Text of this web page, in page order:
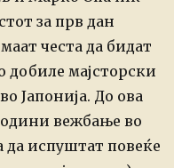
за прв дан
честа дабидат
мајсторски
Јапонија. До ова
вежбање во
да испуштат повеќе